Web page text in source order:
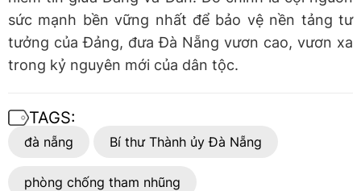
sức mạnh bền vững nhất để bảo vệ nền tảng tư
tưởng của Đảng, đưa Đà Nẵng vươn cao, vươn xa
trong kỷ nguyên mới của dân tộc.
TAGS:
đà nẵng Bí thư Thành ủy Đà Nẵng
phòng chống tham nhũng